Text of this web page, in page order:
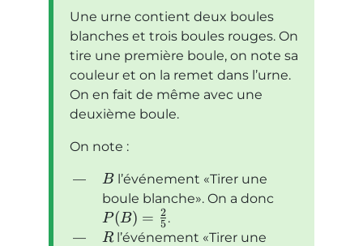
Une urne contient deux boules
blanches et trois boules rouges. On
tire une première boule, on note sa
couleur et on la remet dans l’urne.
On en fait de même avec une
deuxième boule.
On note :
Bl’événement
Tirer une
boule blanche . On a donc
P(B) = 5
2 .
Rl’événement
Tirer une